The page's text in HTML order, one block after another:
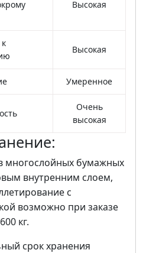
Высокая
Высокая
Умеренное
Очень
высокая
многослойных бумажных
внутренним слоем,
с
возможно при заказе
кг.
срок хранения